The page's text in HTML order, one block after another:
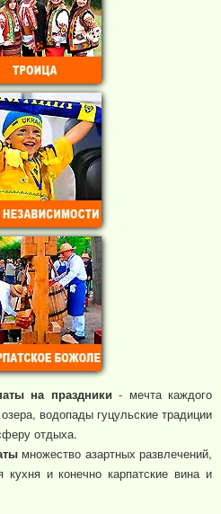
на праздники - мечта каждого
водопады гуцульские традиции
отдыха.
множество азартных развлечений,
кухня и конечно карпатские вина и